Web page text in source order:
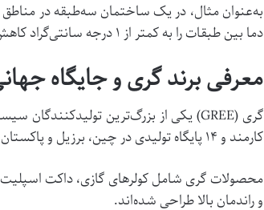
به‌عنوان مثال، در یک ساختمان سه‌طبقه در مناطق
دما بین طبقات را به کمتر از ۱ درجه سانتی‌گراد کاهش داد؛ موضوعی که در آسایش ساکنین نقش حیاتی دارد.
معرفی برند گری و جایگاه
گری (GREE
کارمند و ۱۴ پایگاه تولیدی در چین، برزیل و پاکستان، محصولات خود را به بیش از ۱۶۰ کشور صادر می‌کند.
محصولات گری شامل کولرهای گازی، داکت
و راندمان بالا طراحی شده‌اند.